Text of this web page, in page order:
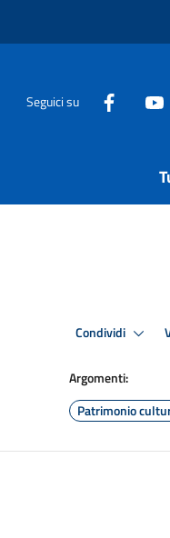
Seguici su
Condividi
Argomenti:
Patrimonio